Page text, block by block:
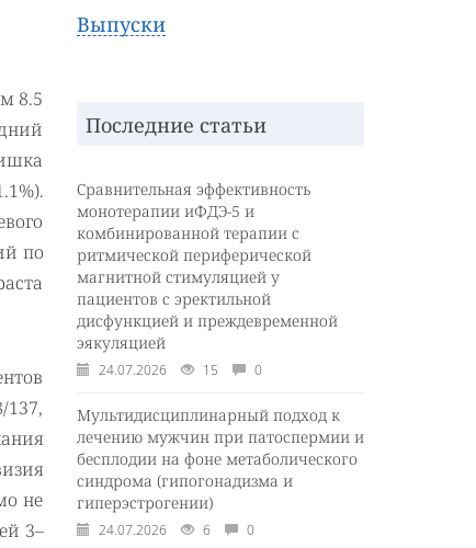
8.5
по
не
3–
Выпуски
Последние статьи
Сравнительная эффективность
монотерапии иФДЭ-5 и
комбинированной терапии с
ритмической периферической
магнитной стимуляцией у
пациентов с эректильной
дисфункцией и преждевременной
эякуляцией
24.07.2026 15 0
Мультидисциплинарный подход к
лечению мужчин при патоспермии и
бесплодии на фоне метаболического
синдрома (гипогонадизма и
гиперэстрогении)
24.07.2026 6 0